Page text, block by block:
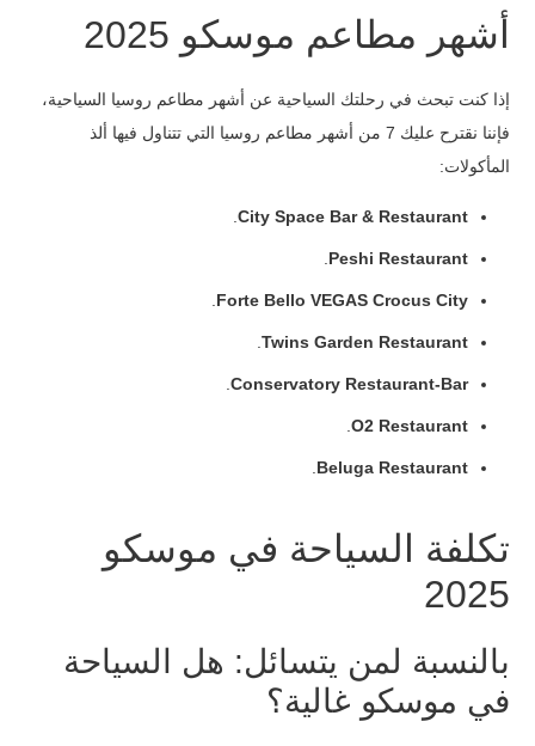
أشهر مطاعم موسكو 2025
إذا كنت تبحث في رحلتك السياحية عن أشهر مطاعم روسيا السياحية،
فإننا نقترح عليك 7 من أشهر مطاعم روسيا التي تتناول فيها ألذ
المأكولات:
City Space Bar & Restaurant
.
Peshi Restaurant
.
Forte Bello VEGAS Crocus City
.
Twins Garden Restaurant
.
Conservatory Restaurant-Bar
.
O2 Restaurant
.
Beluga Restaurant
.
تكلفة السياحة في موسكو
2025
بالنسبة لمن يتسائل: هل السياحة
في موسكو غالية؟